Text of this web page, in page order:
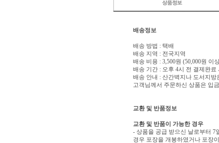
배송정보
배송 방법 : 택배
배송 지역 : 전국지역
배송 비용 : 3,500원 (50,000원 이
배송 기간 : 오후 4시 전 결제완료
배송 안내 : 산간벽지나 도서지
고객님께서 주문하신 상품은 입
교환 및 반품정보
교환 및 반품이 가능한 경우
- 상품을 공급 받으신 날로부터 7
경우 포장을 개봉하였거나 포장